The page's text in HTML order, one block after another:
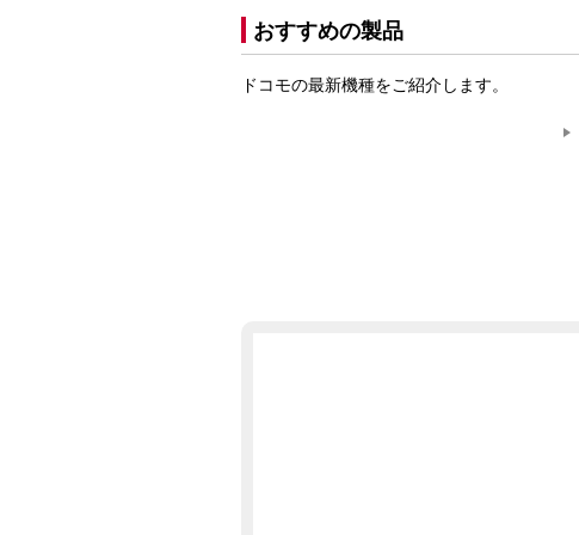
おすすめの製品
ドコモの最新機種をご紹介します。